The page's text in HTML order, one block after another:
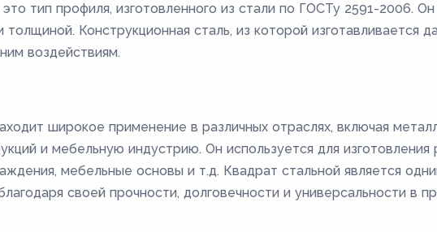
тип профиля, изготовленного из стали по ГОСТу 2591-2006.
Конструкционная сталь, из которой изготавливается
воздействиям.
широкое применение в различных отраслях, включая
и мебельную индустрию. Он используется для
мебельные основы и т.д. Квадрат стальной является
своей прочности, долговечности и универсальности в